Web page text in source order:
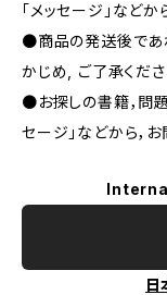
「メッセージ」などか
●商品の発送後であ
かじめ, ご了承くださ
●お探しの書籍，問題
セージ」などから，
日